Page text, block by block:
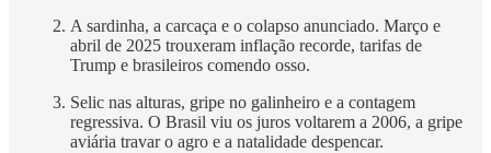
A sardinha, a carcaça e o colapso anunciado. Março e
abril de 2025 trouxeram inflação recorde, tarifas de
Trump e brasileiros comendo osso.
Selic nas alturas, gripe no galinheiro e a contagem
regressiva. O Brasil viu os juros voltarem a 2006, a gripe
aviária travar o agro e a natalidade despencar.